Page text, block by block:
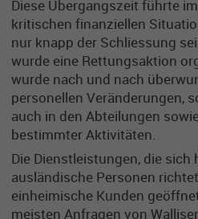
Diese Übergangszeit führte
kritischen finanziellen
nur knapp der Schliessung
wurde eine Rettungsaktion
wurde nach und nach
personellen Veränderungen,
auch in den Abteilungen
bestimmter Aktivitäten.
Die Dienstleistungen, die sich
ausländische Personen
einheimische Kunden
meisten Anfragen von